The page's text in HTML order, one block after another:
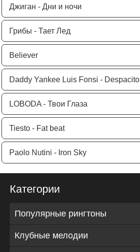
Джиган - Дни и ночи
Грибы - Тает Лед
Believer
Daddy Yankee Luis Fonsi - Despacito
LOBODA - Твои Глаза
Tiesto - Fat beat
Paolo Nutini - Iron Sky
Категории
Популярные рингтоны
Клубные мелодии